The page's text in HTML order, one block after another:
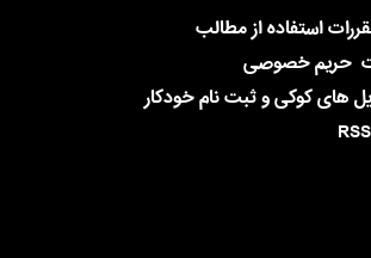
استفاده از مطالب
حریم خصوصی
های کوکی و ثبت نام خودکار
RSS